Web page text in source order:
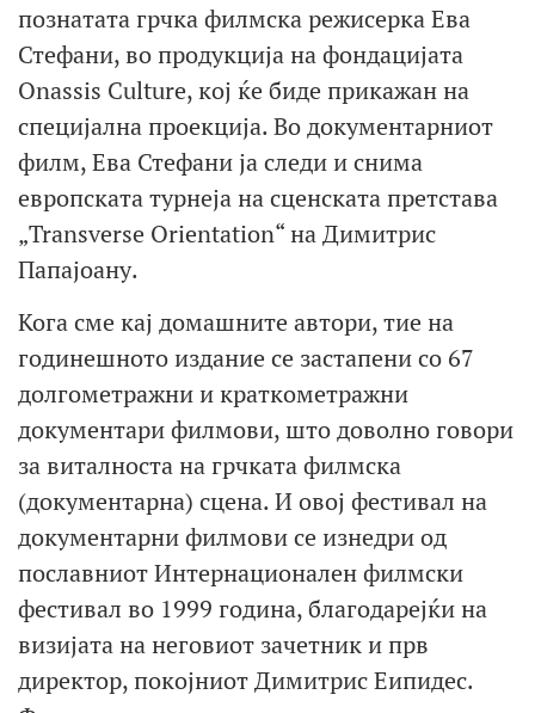
познатата грчка филмска режисерка Ева
Стефани, во продукција на фондацијата
Onassis Culture, кој ќе биде прикажан на
специјална проекција. Во документарниот
филм, Ева Стефани ја следи и снима
европската турнеја на сценската претстава
„Transverse Orientation“ на Димитрис
Папајоану.
Кога сме кај домашните автори, тие на
годинешното издание се застапени со 67
долгометражни и краткометражни
документари филмови, што доволно говори
за виталноста на грчката филмска
(документарна) сцена. И овој фестивал на
документарни филмови се изнедри од
пославниот Интернационален филмски
фестивал во 1999 година, благодарејќи на
визијата на неговиот зачетник и прв
директор, покојниот Димитрис Еипидес.